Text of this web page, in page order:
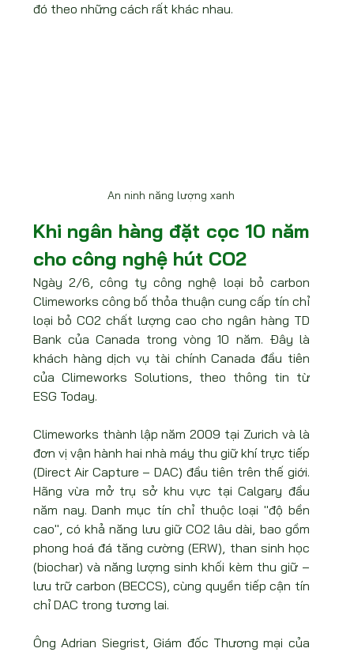
đó theo những cách rất khác nhau.
An ninh năng lượng xanh
Khi ngân hàng đặt cọc 10 năm
cho công nghệ hút CO2
Ngày 2/6, công ty công nghệ loại bỏ carbon
Climeworks công bố thỏa thuận cung cấp tín chỉ
loại bỏ CO2 chất lượng cao cho ngân hàng TD
Bank của Canada trong vòng 10 năm. Đây là
khách hàng dịch vụ tài chính Canada đầu tiên
của Climeworks Solutions, theo thông tin từ
ESG Today.
Climeworks thành lập năm 2009 tại Zurich và là
đơn vị vận hành hai nhà máy thu giữ khí trực tiếp
(Direct Air Capture – DAC) đầu tiên trên thế giới.
Hãng vừa mở trụ sở khu vực tại Calgary đầu
năm nay. Danh mục tín chỉ thuộc loại "độ bền
cao", có khả năng lưu giữ CO2 lâu dài, bao gồm
phong hoá đá tăng cường (ERW), than sinh học
(biochar) và năng lượng sinh khối kèm thu giữ –
lưu trữ carbon (BECCS), cùng quyền tiếp cận tín
chỉ DAC trong tương lai.
Ông Adrian Siegrist, Giám đốc Thương mại của